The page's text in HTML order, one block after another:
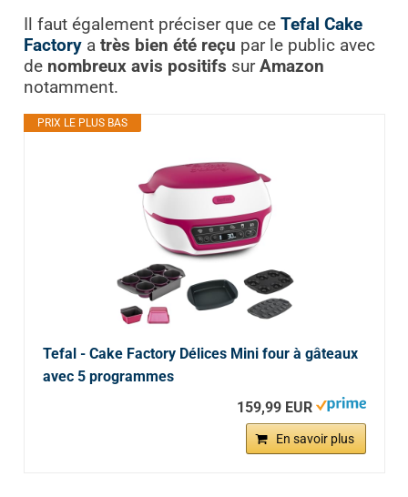
Il faut également préciser que ce Tefal Cake
Factorya très bien été reçu par le public avec
de nombreux avis positifs surAmazon
notamment.
PRIX LE PLUS BAS
Tefal - Cake Factory Délices Mini four à gâteaux
avec 5 programmes
159,99 EUR
En savoir plus